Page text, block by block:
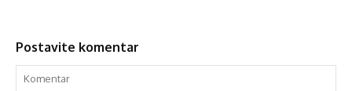
Postavite komentar